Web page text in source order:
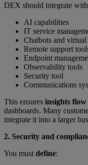
DEX should integrate
AI capabilities
IT service
Chatbots and virtual
Remote support
Endpoint
Observability tools
Security tool
Communications
This ensures insights
dashboards. Many
integrate it into a larger
2. Security and
You must define: